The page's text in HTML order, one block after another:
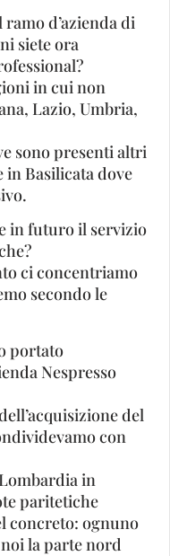
d’azienda di
siete ora
in cui non
Lazio, Umbria,
sono presenti altri
Basilicata dove
in futuro il servizio
ci concentriamo
secondo le
portato
Nespresso
del
con
in
paritetiche
concreto: ognuno
noi la parte nord